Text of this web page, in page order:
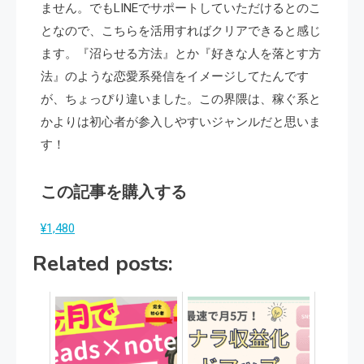
ません。でもLINEでサポートしていただけるとのこ
となので、こちらを活用すればクリアできると感じ
ます。『沼らせる方法』とか『好きな人を落とす方
法』のような恋愛系発信をイメージしてたんです
が、ちょっぴり違いました。この界隈は、稼ぐ系と
かよりは初心者が参入しやすいジャンルだと思いま
す！
この記事を購入する
¥1,480
Related posts: